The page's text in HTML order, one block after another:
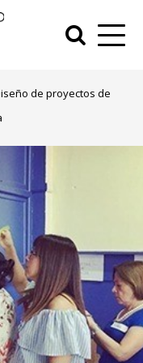
de proyectos de